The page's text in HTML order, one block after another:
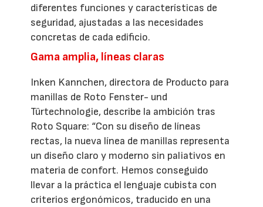
diferentes funciones y características de
seguridad, ajustadas a las necesidades
concretas de cada edificio.
Gama amplia, líneas claras
Inken Kannchen, directora de Producto para
manillas de Roto Fenster- und
Türtechnologie, describe la ambición tras
Roto Square: “Con su diseño de líneas
rectas, la nueva línea de manillas representa
un diseño claro y moderno sin paliativos en
materia de confort. Hemos conseguido
llevar a la práctica el lenguaje cubista con
criterios ergonómicos, traducido en una